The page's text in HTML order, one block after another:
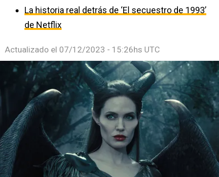
La historia real detrás de ‘El secuestro de 1993’
de Netflix
Actualizado el 07/12/2023 - 15:26hs UTC